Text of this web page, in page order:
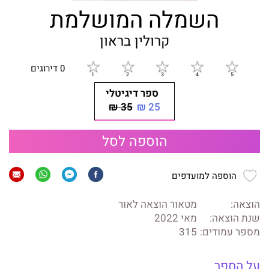
השמלה המושלמת
קרולין בראון
0 דירוגים
ספר דיגיטלי
25 ₪
35 ₪
הוספה לסל
הוספה למועדפים
הוצאה:
מטאור הוצאה לאור
שנת הוצאה:
מאי 2022
מספר עמודים: 315